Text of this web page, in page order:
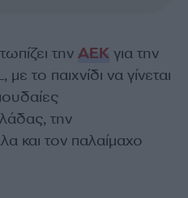
την ΑΕΚ για την
το παιχνίδι να γίνεται
την
και τον παλαίμαχο